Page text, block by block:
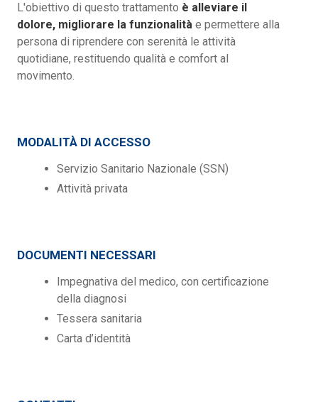
L'obiettivo di questo trattamento è alleviare il
dolore, migliorare la funzionalità e permettere alla
persona di riprendere con serenità le attività
quotidiane, restituendo qualità e comfort al
movimento.
MODALITÀ DI ACCESSO
Servizio Sanitario Nazionale (SSN)
Attività privata
DOCUMENTI NECESSARI
Impegnativa del medico, con certificazione
della diagnosi
Tessera sanitaria
Carta d’identità